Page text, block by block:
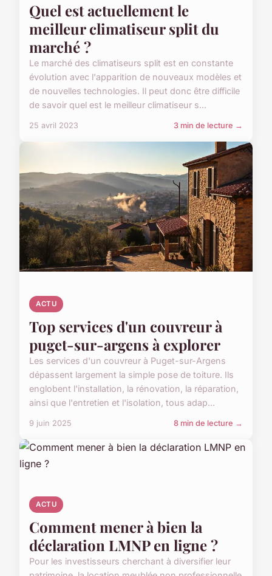
Quel est actuellement le
meilleur climatiseur split du
marché ?
Le marché des climatiseurs split est en constante
évolution avec l'apparition de nouveaux modèles et
de nouvelles technologies. Il peut donc être difficile
de savoir quel est le meilleur climatiseur s...
25 avril 2023 3 min de lecture →
ACTU
Top services d'un couvreur à
puget-sur-argens à explorer
Les services d'un couvreur à Puget-sur-Argens
dépassent largement la simple pose de toiture. Ils
englobent l'installation, la rénovation, la réparation,
ainsi que l'entretien et l'isolation, tous adap...
9 juin 2025 8 min de lecture →
ACTU
Comment mener à bien la
déclaration LMNP en ligne ?
Pour les investisseurs cherchant à diversifier leur